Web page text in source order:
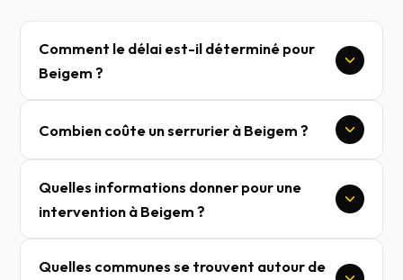
Comment le délai est-il déterminé pour
Beigem ?
Combien coûte un serrurier à Beigem ?
Quelles informations donner pour une
intervention à Beigem ?
Quelles communes se trouvent autour de